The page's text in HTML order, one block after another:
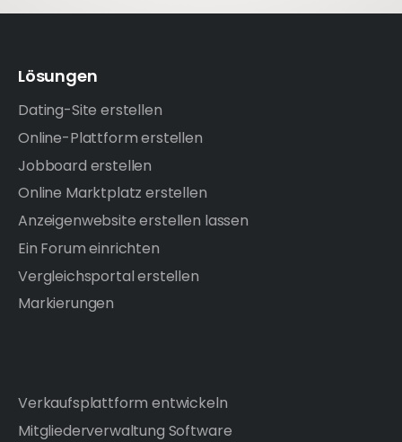
Lösungen
Dating-Site erstellen
Online-Plattform erstellen
Jobboard erstellen
Online Marktplatz erstellen
Anzeigenwebsite erstellen lassen
Ein Forum einrichten
Vergleichsportal erstellen
Markierungen
Verkaufsplattform entwickeln
Mitgliederverwaltung Software